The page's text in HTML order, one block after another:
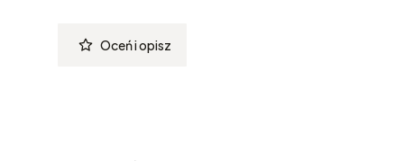
Oceń i opisz